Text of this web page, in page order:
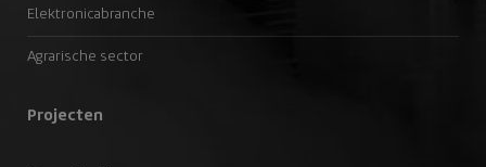
Elektronicabranche
Agrarische sector
Projecten